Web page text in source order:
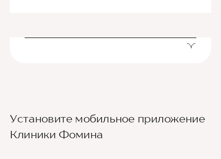
Установите мобильное приложение
Клиники Фомина